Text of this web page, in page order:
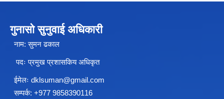
गुनासो सुनुवाई अधिकारी
नाम: सुमन ढकाल
पदः प्रमुख प्रशासकिय अधिकृत
ईमेलः dklsuman@gmail.com
सम्पर्क: +977 9858390116